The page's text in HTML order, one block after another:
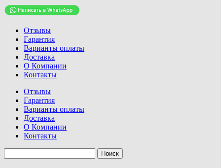
Отзывы
Гарантия
Варианты оплаты
Доставка
О Компании
Контакты
Отзывы
Гарантия
Варианты оплаты
Доставка
О Компании
Контакты